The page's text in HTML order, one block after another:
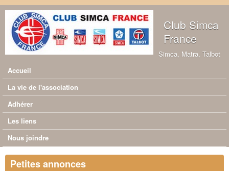
Aller au contenu principal
Club Simca
France
Simca, Matra, Talbot
Menu principal
Accueil
La vie de l'association
Adhérer
Les liens
Nous joindre
Petites annonces